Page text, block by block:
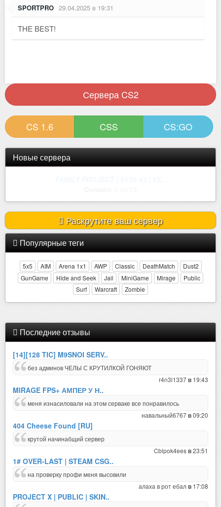
SPORTPRO 29.04.2025 в 19:31
THE BEST!
Сервера CS2
CS 1.6 CSS CS:GO
Новые сервера
Раскрутите ваш сервер
Популярные теги
5x5 AIM Arena 1x1 AWP Classic DeathMatch
Dust2
GunGame
Hide and Seek Jail MiniGame Mirage
Public
Surf
Warcraft Zombie
Последние отзывы
[14][128 TIC] M9SNOI SERV..
без админов ЧЕЛЫ С КРУТИЛКОЙ ГОНЯЮТ
r4n3l1337в 19:43
MIRAGE FPS+ АМПЕР У Н..
меня изнасиловали на этом серваке все понравилось
навальный6767в09:20
404 Cheese Found [RU]
крутой начинабщий сервер
Cblpok4eesв23:51
1# OVER-LAST | STEAM CSG..
на проверку профи меня высовили
алаха в рот ебалв 17:08
PROJECT X | PUBLIC | SKIN..